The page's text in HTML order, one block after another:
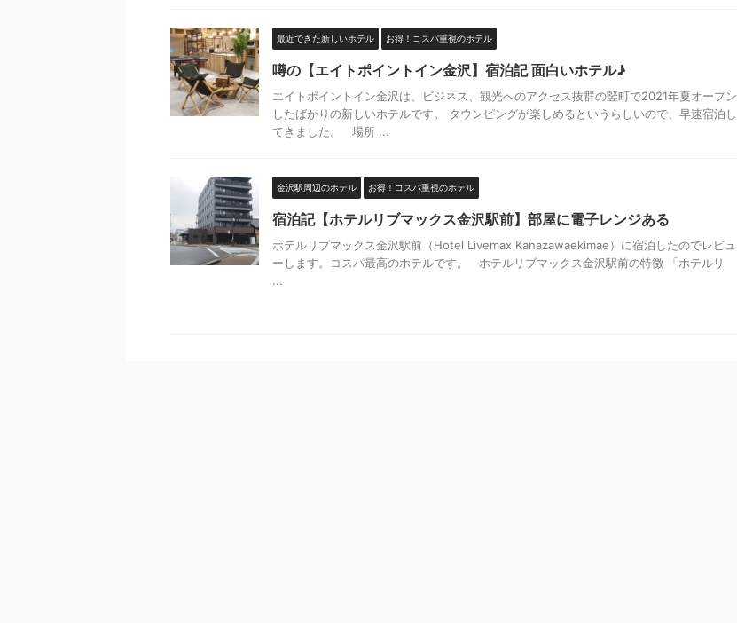
最近できた新しいホテル お得！コスパ重視のホテル
噂の【エイトポイントイン金沢】宿泊記 面白いホテル♪
エイトポイントイン金沢は、ビジネス、観光へのアクセス抜群の竪町で2021年夏オープン
したばかりの新しいホテルです。 タウンピングが楽しめるというらしいので、早速宿泊し
てきました。 場所 ...
金沢駅周辺のホテル お得！コスパ重視のホテル
宿泊記【ホテルリブマックス金沢駅前】部屋に電子レンジある
ホテルリブマックス金沢駅前（Hotel Livemax Kanazawaekimae）に宿泊したのでレビュ
ーします。コスパ最高のホテルです。 ホテルリブマックス金沢駅前の特徴 「ホテルリ
...